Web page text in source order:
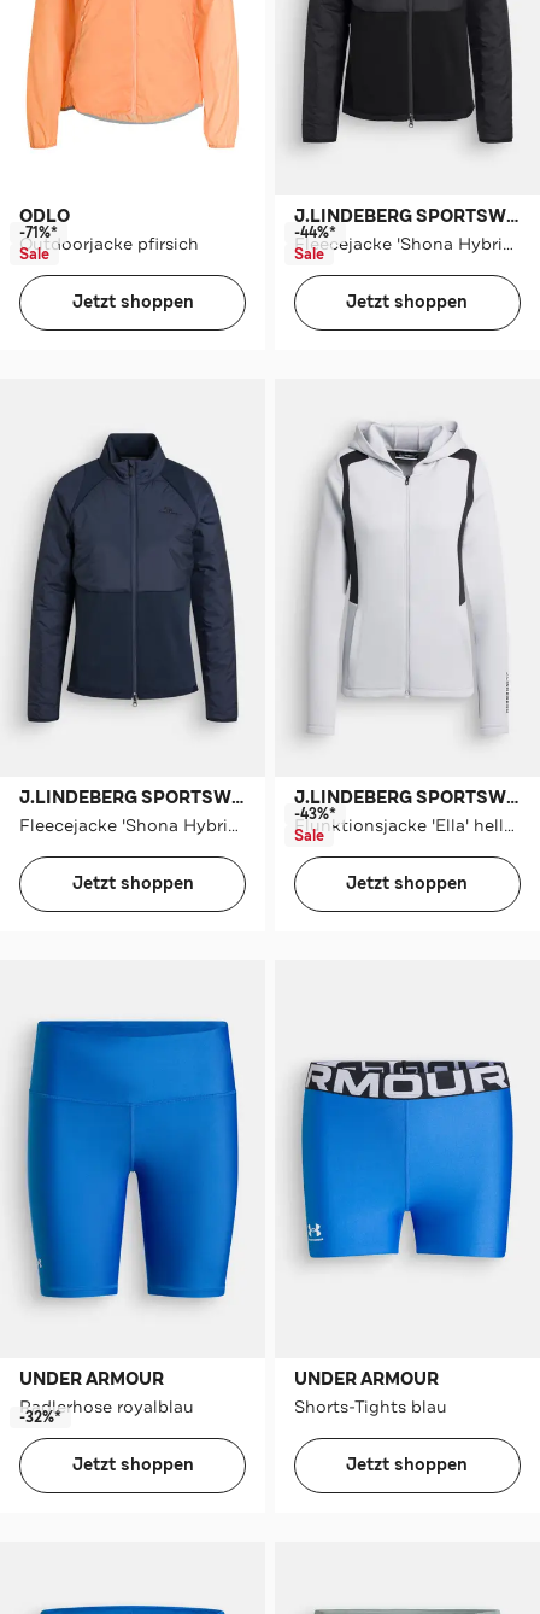
ODLO
Outdoorjacke pfirsich
-71%*
Sale
Jetzt shoppen
J.LINDEBERG SPORTSWEAR
Fleecejacke 'Shona Hybrid' schwarz
-44%*
Sale
Jetzt shoppen
J.LINDEBERG SPORTSWEAR
Fleecejacke 'Shona Hybrid' nachtblau
Jetzt shoppen
J.LINDEBERG SPORTSWEAR
Flunktionsjacke 'Ella' hellgrau
-43%*
Sale
Jetzt shoppen
UNDER ARMOUR
Radlerhose royalblau
-32%*
Jetzt shoppen
UNDER ARMOUR
Shorts-Tights blau
Jetzt shoppen